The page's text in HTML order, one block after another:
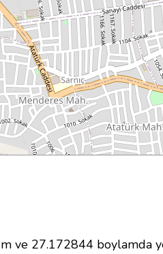
ve 27.172844 boylamda